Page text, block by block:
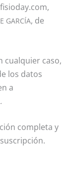
GARCÍA, de
cualquier caso,
los datos
a
completa y